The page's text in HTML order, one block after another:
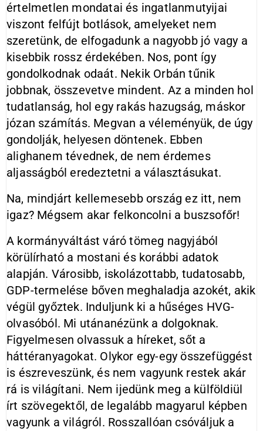
értelmetlen mondatai és ingatlanmutyijai
viszont felfújt botlások, amelyeket nem
szeretünk, de elfogadunk a nagyobb jó vagy a
kisebbik rossz érdekében. Nos, pont így
gondolkodnak odaát. Nekik Orbán tűnik
jobbnak, összevetve mindent. Az a minden hol
tudatlanság, hol egy rakás hazugság, máskor
józan számítás. Megvan a véleményük, de úgy
gondolják, helyesen döntenek. Ebben
alighanem tévednek, de nem érdemes
aljasságból eredeztetni a választásukat.
Na, mindjárt kellemesebb ország ez itt, nem
igaz? Mégsem akar felkoncolni a buszsofőr!
A kormányváltást váró tömeg nagyjából
körülírható a mostani és korábbi adatok
alapján. Városibb, iskolázottabb, tudatosabb,
GDP-termelése bőven meghaladja azokét, akik
végül győztek. Induljunk ki a hűséges HVG-
olvasóból. Mi utánanézünk a dolgoknak.
Figyelmesen olvassuk a híreket, sőt a
háttéranyagokat. Olykor egy-egy összefüggést
is észreveszünk, és nem vagyunk restek akár
rá is világítani. Nem ijedünk meg a külföldiül
írt szövegektől, de legalább magyarul képben
vagyunk a világról. Rosszallóan csóváljuk a